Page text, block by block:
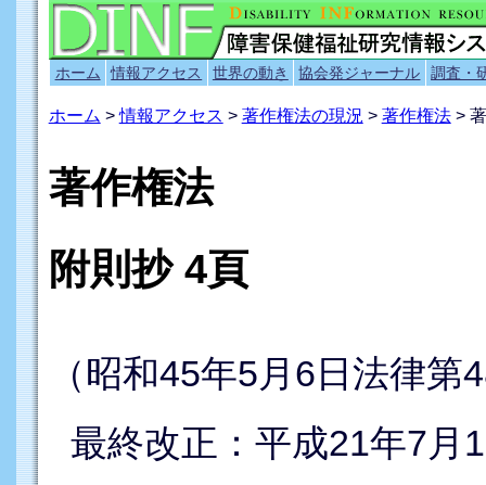
ホーム 情報アクセス 世界の動き 協会発ジャーナル 調査・
ホーム >情報アクセス > 著作権法の現況 > 著作権法>
著作権法
附則抄 4頁
（昭和45年5月6日法律第
最終改正：平成21年7月